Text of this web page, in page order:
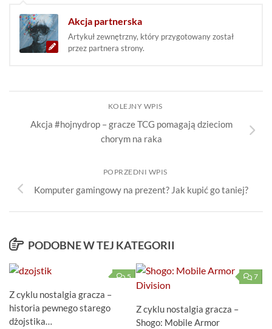
Akcja partnerska
Artykuł zewnętrzny, który przygotowany został
przez partnera strony.
KOLEJNY WPIS
Akcja #hojnydrop – gracze TCG pomagają dzieciom
chorym na raka
POPRZEDNI WPIS
Komputer gamingowy na prezent? Jak kupić go taniej?
PODOBNE W TEJ KATEGORII
5
Z cyklu nostalgia gracza –
historia pewnego starego
dżojstika…
7
Z cyklu nostalgia gracza –
Shogo: Mobile Armor